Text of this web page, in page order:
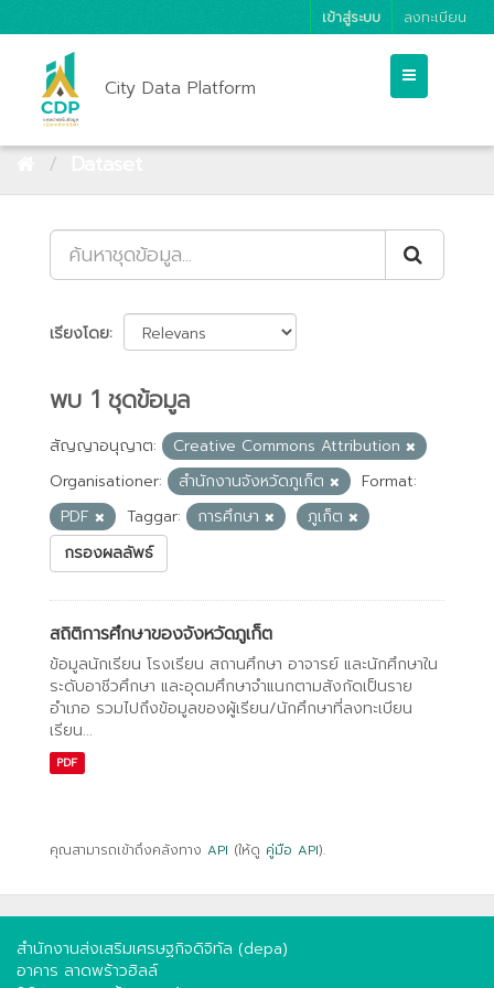
เข้าสู่ระบบ ลงทะเบียน
City Data Platform
เรียงโดย
พบ 1 ชุดข้อมูล
สัญญาอนุญาต:
Creative Commons Attribution
Organisationer:
สำนักงานจังหวัดภูเก็ต
Format:
PDF
Taggar: การศึกษา
ภูเก็ต
กรองผลลัพธ์
สถิติการศึกษาของจังหวัดภูเก็ต
ข้อมูลนักเรียน โรงเรียน สถานศึกษา อาจารย์ และนักศึกษาใน
ระดับอาชีวศึกษา และอุดมศึกษาจำแนกตามสังกัดเป็นราย
อำเภอ รวมไปถึงข้อมูลของผู้เรียน/นักศึกษาที่ลงทะเบียน
เรียน...
PDF
คุณสามารถเข้าถึงคลังทาง API (ให้ดู คู่มือ API).
สำนักงานส่งเสริมเศรษฐกิจดิจิทัล (depa)
อาคาร ลาดพร้าวฮิลล์